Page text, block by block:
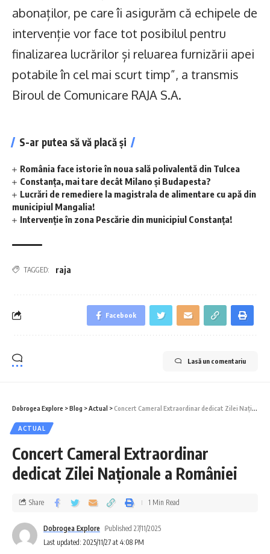
abonaților, pe care îi asigurăm că echipele de
intervenție vor face tot posibilul pentru
finalizarea lucrărilor și reluarea furnizării apei
potabile în cel mai scurt timp”, a transmis
Biroul de Comunicare RAJA S.A.
S-ar putea să vă placă și
România face istorie în noua sală polivalentă din Tulcea
Constanța, mai tare decât Milano și Budapesta?
Lucrări de remediere la magistrala de alimentare cu apă din
municipiul Mangalia!
Intervenție în zona Pescărie din municipiul Constanța!
TAGGED: raja
Facebook
Lasă un comentariu
Dobrogea Explore >Blog >Actual >Concert Cameral Extraordinar dedicat Zilei Naționale a României
ACTUAL
Concert Cameral Extraordinar
dedicat Zilei Naționale a României
Last updated: 2025/11/27 at 4:08 PM
Dobrogea Explore Published 27/11/2025
Share 1 Min Read